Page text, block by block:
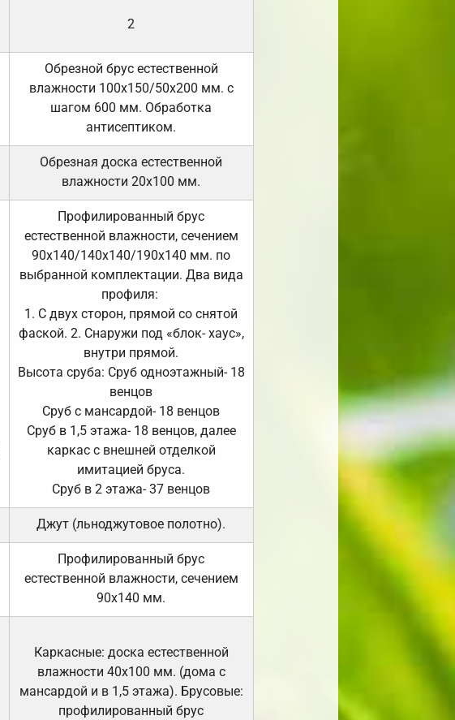
2
Обрезной брус естественной
влажности 100х150/50х200 мм. с
шагом 600 мм. Обработка
антисептиком.
Обрезная доска естественной
влажности 20х100 мм.
Профилированный брус
естественной влажности, сечением
90х140/140х140/190х140 мм. по
выбранной комплектации. Два вида
профиля:
1. С двух сторон, прямой со снятой
фаской. 2. Снаружи под «блок- хаус»,
внутри прямой.
Высота сруба: Сруб одноэтажный- 18
венцов
Сруб с мансардой- 18 венцов
Сруб в 1,5 этажа- 18 венцов, далее
каркас с внешней отделкой
имитацией бруса.
Сруб в 2 этажа- 37 венцов
Джут (льноджутовое полотно).
Профилированный брус
естественной влажности, сечением
90х140 мм.
Каркасные: доска естественной
влажности 40х100 мм. (дома с
мансардой и в 1,5 этажа). Брусовые:
профилированный брус